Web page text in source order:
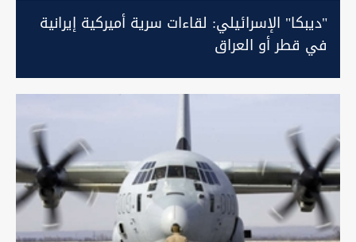
"ديبكا" الإسرائيلي: لقاءات سرية أميركية إيرانية
في قطر أو العراق